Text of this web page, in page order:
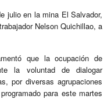
julio en la mina El Salvador,
Nelson Quichillao, a
que la ocupación de
la voluntad de dialogar
por diversas agrupaciones
para este martes